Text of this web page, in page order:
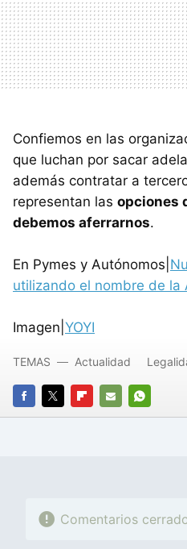
Confiemos en las
que luchan por sacar
además contratar a
representan las opciones
debemos aferrarnos.
En Pymes y Autónomos|
utilizando el nombre de la
Imagen| YOYI
FACEBOOK
TWITTERFLIPBOARD
E-
TEMAS Actualidad
Comentarios